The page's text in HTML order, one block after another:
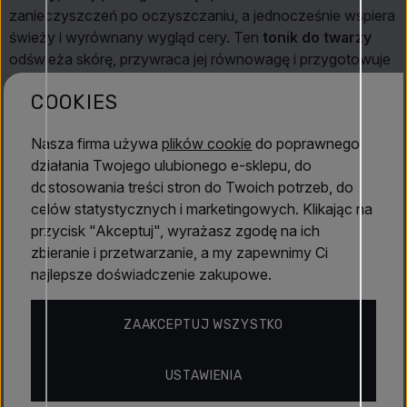
zanieczyszczeń po oczyszczaniu, a jednocześnie wspiera
świeży i wyrównany wygląd cery. Ten tonik do twarzy
odświeża skórę, przywraca jej równowagę i przygotowuje
ją do kolejnych etapów pielęgnacji. Lekka, wodnista
konsystencja pozostawia cerę nawilżoną, miękką i
Właściwości
Delikatny tonik do codziennej pielęgnacji
Pomaga rozświetlić wygląd cery
Lekka, odświeżająca konsystencja
Wspiera równowagę skóry
Opakowanie 200 ml
Kluczowe korzyści
Odświeża i nawilża cerę
Pomaga wyrównać koloryt skóry
Czytaj dalej
COOKIES
Nasza firma używaplików cookie do poprawnego
działania Twojego ulubionego e-sklepu, do
dostosowania treści stron do Twoich potrzeb, do
celów statystycznych i marketingowych. Klikając na
przycisk "Akceptuj", wyrażasz zgodę na ich
zbieranie i przetwarzanie, a my zapewnimy Ci
najlepsze doświadczenie zakupowe.
USTAWIENIA
ZAAKCEPTUJ WSZYSTKO